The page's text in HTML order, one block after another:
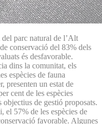
parc natural de l’Alt
conservació del 83% dels
és desfavorable.
dins la comunitat, els
espècies de fauna
presenten un estat de
cent de les espècies
objectius de gestió proposats.
el 57% de les espècies de
favorable. Algunes